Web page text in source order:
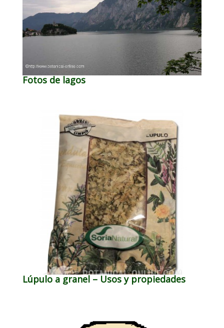
Fotos de lagos
Lúpulo a granel – Usos y propiedades